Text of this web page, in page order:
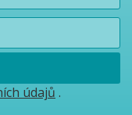
údajů .